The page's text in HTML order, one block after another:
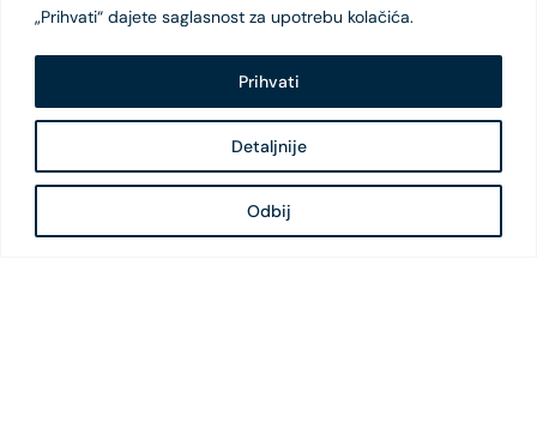
„Prihvati“ dajete saglasnost za upotrebu kolačića.
Detaljnije
Odbij
Prihvati